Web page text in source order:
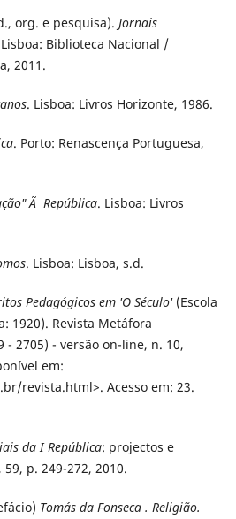
org. e pesquisa). Jornais
Biblioteca Nacional /
2011.
. Lisboa: Livros Horizonte, 1986.
. Porto: Renascença Portuguesa,
Ã República. Lisboa: Livros
. Lisboa: Lisboa, s.d.
Pedagógicos em 'O Século'(Escola
1920). Revista Metáfora
- 2705) - versão on-line, n. 10,
em:
revista.html>. Acesso em: 23.
da I República: projectos e
p. 249-272, 2010.
Tomás da Fonseca . Religião.